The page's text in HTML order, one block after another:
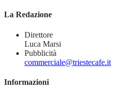
La Redazione
Direttore
Luca Marsi
Pubblicità
commerciale@triestecafe.it
Informazioni